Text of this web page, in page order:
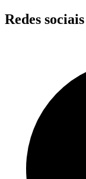
Redes sociais